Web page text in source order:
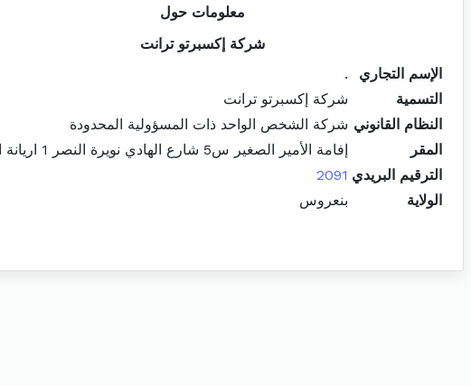
معلومات حول
شركة إكسبرتو ترانت
الإسم التجاري
.
التسمية
شركة إكسبرتو ترانت
النظام القانوني شركة الشخص الواحد ذات المسؤولية المحدودة
المقر
إفامة الأمير الصغير س5 شارع الهادي نويرة النصر 1 اريانة المدينة
الترقيم البريدي 2091
الولاية
بنعروس